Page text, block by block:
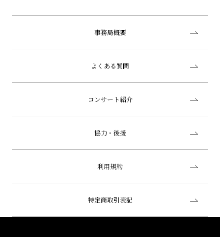
事務局概要
よくある質問
コンサート紹介
協力・後援
利用規約
特定商取引表記